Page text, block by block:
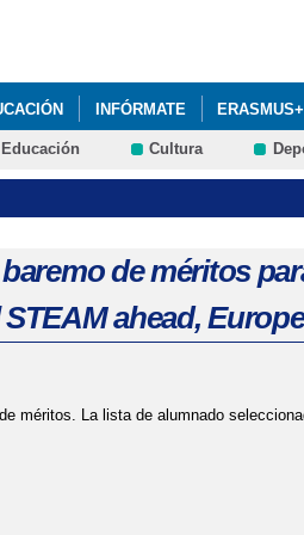
INFÓRMATE ERASMUS+
AMPA LA ASUNCIÓN:
DE FAMILIA ABRIL 2026
DE VOTACIÓN
Educación Cultura
de méritos
ahead,
méritos. La lista de alumnado